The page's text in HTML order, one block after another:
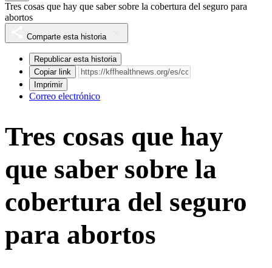
Tres cosas que hay que saber sobre la cobertura del seguro para
abortos
Comparte esta historia
Republicar esta historia
Copiar link
Imprimir
Correo electrónico
Tres cosas que hay
que saber sobre la
cobertura del seguro
para abortos